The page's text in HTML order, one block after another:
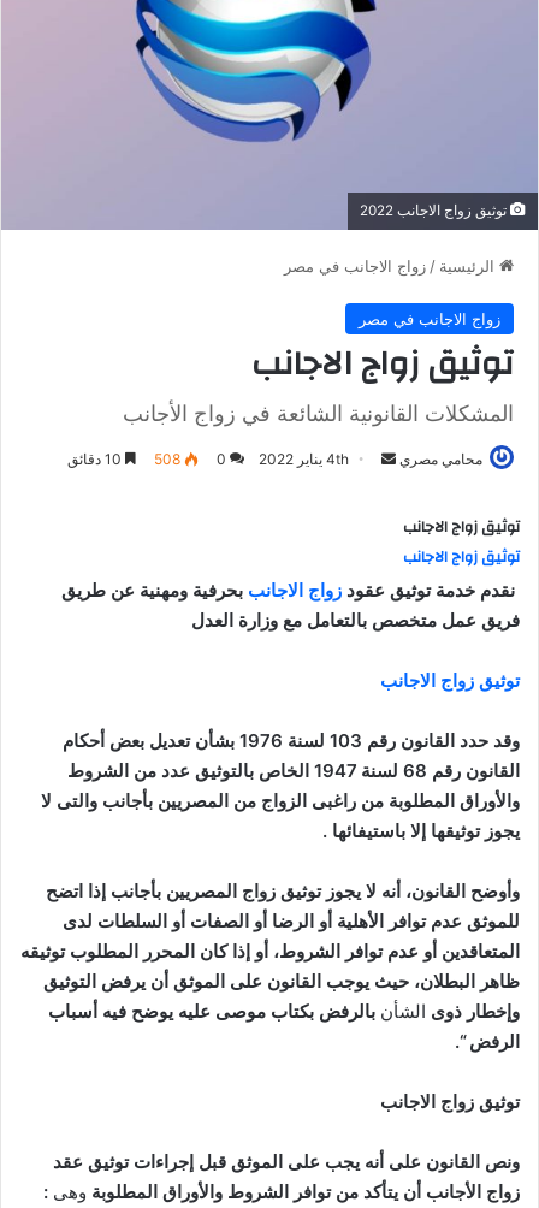
توثيق زواج الاجانب 2022
الرئيسية / زواج الاجانب في مصر
زواج الاجانب في مصر
توثيق زواج الاجانب
المشكلات القانونية الشائعة في زواج الأجانب
محامي مصري
أرسل 4th يناير 2022 0
508
توثيق زواج الاجانب
توثيق زواج الاجانب
نقدم خدمة توثيق عقود زواج الاجانب بحرفية ومهنية عن طريق
فريق عمل متخصص بالتعامل مع وزارة العدل
توثيق زواج الاجانب
وقد حدد القانون رقم 103 لسنة 1976 بشأن تعديل بعض أحكام
القانون رقم 68 لسنة 1947 الخاص بالتوثيق عدد من الشروط
والأوراق المطلوبة من راغبى الزواج من المصريين بأجانب والتى لا
يجوز توثيقها إلا باستيفائها .
وأوضح القانون، أنه لا يجوز توثيق زواج المصريين بأجانب إذا اتضح
للموثق عدم توافر الأهلية أو الرضا أو الصفات أو السلطات لدى
المتعاقدين أو عدم توافر الشروط، أو إذا كان المحرر المطلوب توثيقه
ظاهر البطلان، حيث يوجب القانون على الموثق أن يرفض التوثيق
وإخطار ذوى الشأن بالرفض بكتاب موصى عليه يوضح فيه أسباب
الرفض“.
توثيق زواج الاجانب
ونص القانون على أنه يجب على الموثق قبل إجراءات توثيق عقد
زواج الأجانب أن يتأكد من توافر الشروط والأوراق المطلوبة وهى :